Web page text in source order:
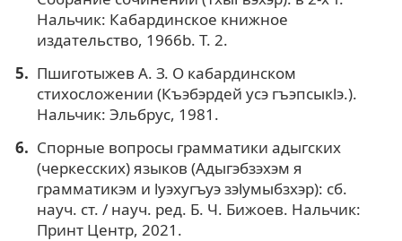
Нальчик: Кабардинское книжное
издательство, 1966b. Т. 2.
Пшигoтыжeв А. З. О кабардинском
стихосложении (Къэбэрдей усэ гъэпсыкlэ.).
Нальчик: Эльбрус, 1981.
Спорные вопросы грамматики адыгских
(черкесских) языков (Адыгэбзэхэм я
грамматикэм и lуэхугъуэ зэlумыбзхэр): сб.
науч. ст. / науч. ред. Б. Ч. Бижоев. Нальчик:
Принт Центр, 2021.